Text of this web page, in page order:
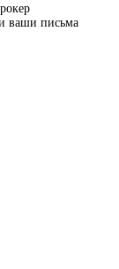
ваши письма